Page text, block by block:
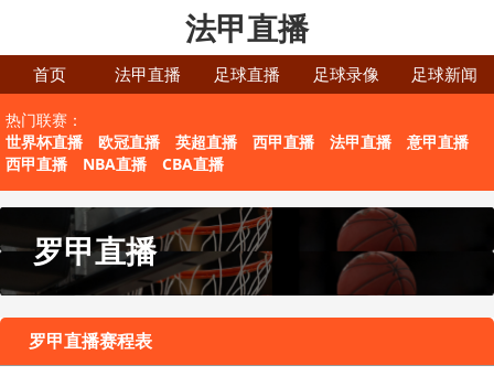
法甲直播
首页 法甲直播 足球直播 足球录像 足球新闻
热门联赛：
世界杯直播
欧冠直播 英超直播 西甲直播 法甲直播
意甲直播
西甲直播
NBA直播 CBA直播
罗甲直播
罗甲直播赛程表